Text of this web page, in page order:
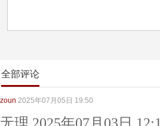
全部评论
zoun 2025年07月05日 19:50